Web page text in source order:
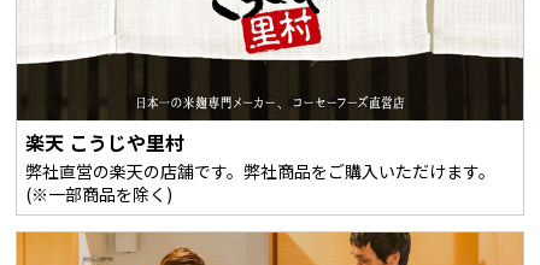
楽天 こうじや里村
弊社直営の楽天の店舗です。弊社商品をご購入いただけます。
(※一部商品を除く)